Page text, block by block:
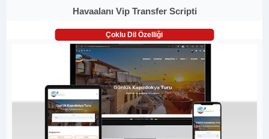
Havaalanı Vip Transfer Scripti
Çoklu Dil Özelliği